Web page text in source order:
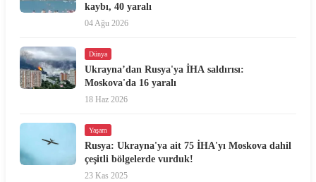
kaybı, 40 yaralı
04 Ağu 2026
Dünya
Ukrayna’dan Rusya'ya İHA saldırısı:
Moskova'da 16 yaralı
18 Haz 2026
Yaşam
Rusya: Ukrayna'ya ait 75 İHA'yı Moskova dahil
çeşitli bölgelerde vurduk!
23 Kas 2025